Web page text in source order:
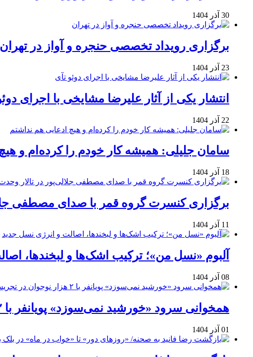
30 آذر 1404
برگزاری رویداد تخصصی حنجره و آواز در تهران
23 آذر 1404
انتشار یکی از آثار علیرضا مشایخی با اجرای
22 آذر 1404
سامان جلیلی: همیشه کار خودم را کرده‌ام و
18 آذر 1404
برگزاری کنسرت گروه قمر با صدای مصطفی
11 آذر 1404
آلبوم «نسل من»؛ ترکیب اشک‌ها و لبخندها،
08 آذر 1404
همخوانی سرود «خورشید نمی‌سوزد» پویانفر با ۲ هزار نوجوان در تجریش
01 آذر 1404